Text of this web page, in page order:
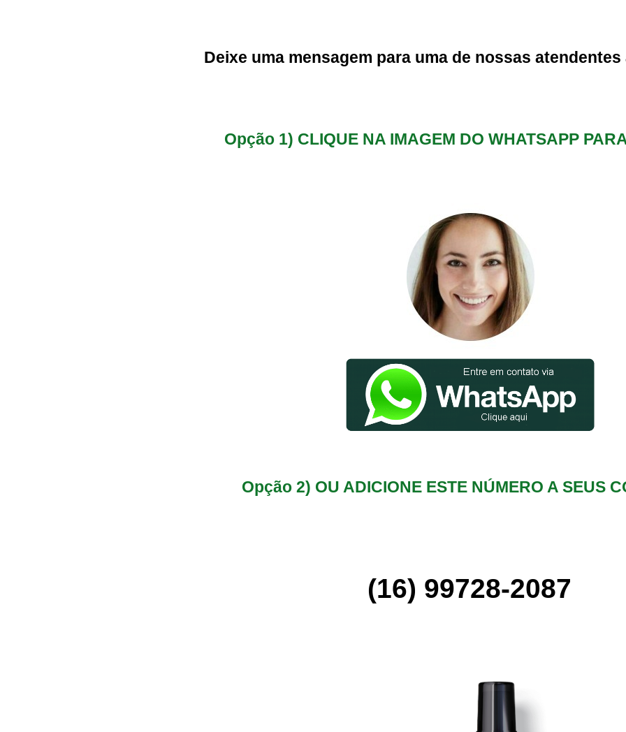
Deixe uma mensagem para uma de nossas
Opção 1) CLIQUE NA IMAGEM DO WHATSAPP
Opção 2) OU ADICIONE ESTE NÚMERO A SEUS
(16) 99728-2087